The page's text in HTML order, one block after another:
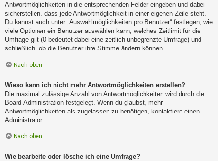
Antwortmöglichkeiten in die entsprechenden Felder eingeben und dabei
sicherstellen, dass jede Antwortmöglichkeit in einer eigenen Zeile steht.
Du kannst auch unter „Auswahlmöglichkeiten pro Benutzer“ festlegen, wie
viele Optionen ein Benutzer auswählen kann, welches Zeitlimit für die
Umfrage gilt (0 bedeutet dabei eine zeitlich unbegrenzte Umfrage) und
schließlich, ob die Benutzer ihre Stimme ändern können.
Nach oben
Wieso kann ich nicht mehr Antwortmöglichkeiten erstellen?
Die maximal zulässige Anzahl von Antwortmöglichkeiten wird durch die
Board-Administration festgelegt. Wenn du glaubst, mehr
Antwortmöglichkeiten als zugelassen zu benötigen, kontaktiere einen
Administrator.
Nach oben
Wie bearbeite oder lösche ich eine Umfrage?